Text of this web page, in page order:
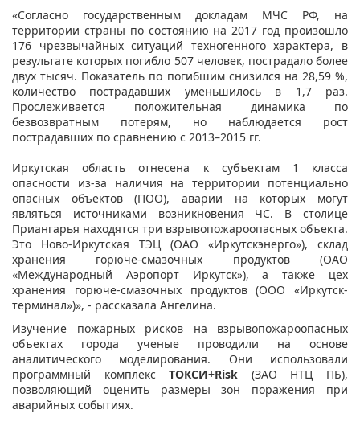
«Согласно государственным докладам МЧС РФ, на
территории страны по состоянию на 2017 год произошло
176 чрезвычайных ситуаций техногенного характера, в
результате которых погибло 507 человек, пострадало более
двух тысяч. Показатель по погибшим снизился на 28,59 %,
количество пострадавших уменьшилось в 1,7 раз.
Прослеживается положительная динамика по
безвозвратным потерям, но наблюдается рост
пострадавших по сравнению с 2013–2015 гг.
Иркутская область отнесена к субъектам 1 класса
опасности из-за наличия на территории потенциально
опасных объектов (ПОО), аварии на которых могут
являться источниками возникновения ЧС. В столице
Приангарья находятся три взрывопожароопасных объекта.
Это Ново-Иркутская ТЭЦ (ОАО «Иркутскэнерго»), склад
хранения горюче-смазочных продуктов (ОАО
«Международный Аэропорт Иркутск»), а также цех
хранения горюче-смазочных продуктов (ООО «Иркутск-
терминал»)», - рассказала Ангелина.
Изучение пожарных рисков на взрывопожароопасных
объектах города ученые проводили на основе
аналитического моделирования. Они использовали
программный комплексТОКСИ+Risk (ЗАО НТЦ ПБ),
позволяющий оценить размеры зон поражения при
аварийных событиях.